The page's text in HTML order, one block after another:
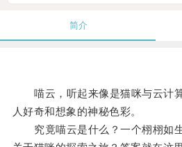
简介
喵云，听起来像是猫咪与云计
人好奇和想象的神秘色彩。
究竟喵云是什么？一个栩栩如